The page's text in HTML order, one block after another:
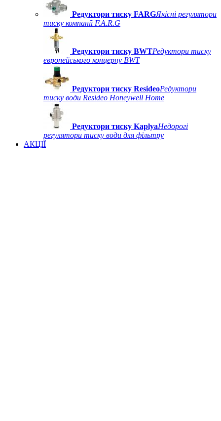
Редуктори тиску FARGЯкісні регулятори
тиску компанії F.A.R.G
Редуктори тиску BWTРедуктори тиску
європейського концерну BWT
Редуктори тиску ResideoРедуктори
тиску води Resideo Honeywell Home
Редуктори тиску KaplyaНедорогі
регулятори тиску води для фільтру
АКЦІЇ